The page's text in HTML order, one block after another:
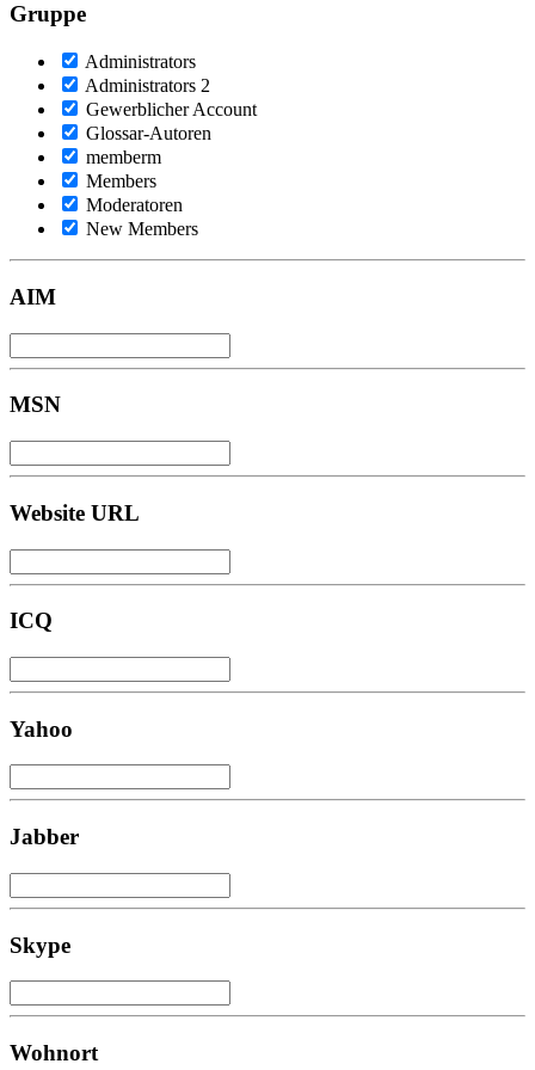
Gruppe
Administrators
Administrators 2
Gewerblicher Account
Glossar-Autoren
memberm
Members
Moderatoren
New Members
AIM
MSN
Website URL
ICQ
Yahoo
Jabber
Skype
Wohnort